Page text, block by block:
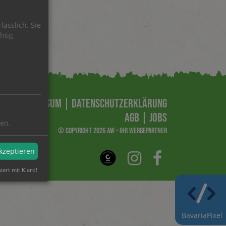
BavariaPixel
IMPRESSUM
DATENSCHUTZERKLÄRUNG
AGB
JOBS
© COPYRIGHT 2026 AW - IHR WERBEPARTNER
Sie
mit Klaro!